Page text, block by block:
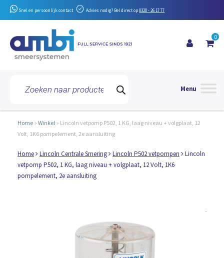
Snel en persoonlijk contact Advies nodig? Bel direct op0320 - 26 17 77
zoeken
0
Home » Winkel » Lincoln vetpomp P502, 1 KG, laag niveau + volgplaat, 12
Volt, 1K6 pompelement, 2e aansluiting
Home Lincoln Centrale Smering Lincoln P502 vetpompen
Lincoln
vetpomp P502, 1 KG, laag niveau + volgplaat, 12 Volt, 1K6
pompelement, 2e aansluiting